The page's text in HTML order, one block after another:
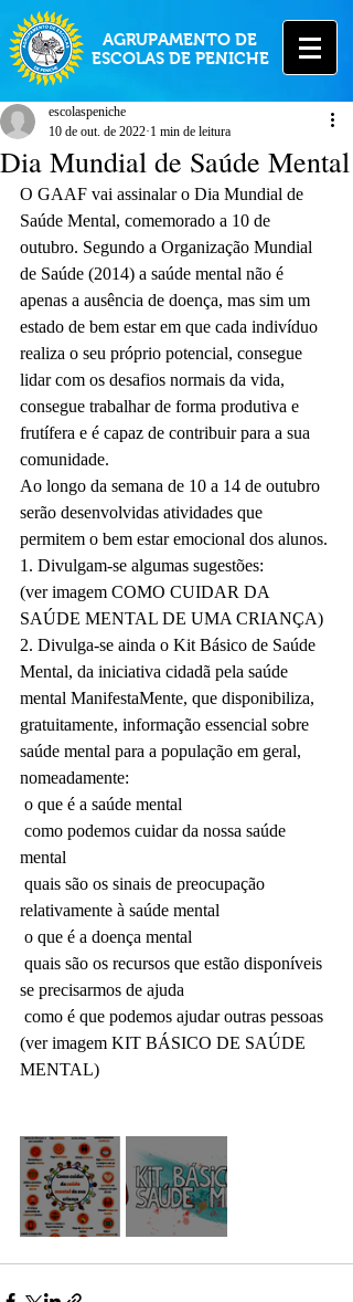
AGRUPAMENTO DE
ESCOLAS DE PENICHE
Dia Mundial de Saúde Mental
escolaspeniche
10 de out. de 2022 1 min de leitura
O GAAF vai assinalar o Dia Mundial de
Saúde Mental, comemorado a 10 de
outubro. Segundo a Organização Mundial
de Saúde (2014) a saúde mental não é
apenas a ausência de doença, mas sim um
estado de bem estar em que cada indivíduo
realiza o seu próprio potencial, consegue
lidar com os desafios normais da vida,
consegue trabalhar de forma produtiva e
frutífera e é capaz de contribuir para a sua
comunidade.
Ao longo da semana de 10 a 14 de outubro
serão desenvolvidas atividades que
permitem o bem estar emocional dos alunos.
1. Divulgam-se algumas sugestões:
(ver imagem COMO CUIDAR DA
SAÚDE MENTAL DE UMA CRIANÇA)
2. Divulga-se ainda o Kit Básico de Saúde
Mental, da iniciativa cidadã pela saúde
mental ManifestaMente, que disponibiliza,
gratuitamente, informação essencial sobre
saúde mental para a população em geral,
nomeadamente:
o que é a saúde mental
mental
relativamente à saúde mental
o que é a doença mental
se precisarmos de ajuda
como é que podemos ajudar outras pessoas
(ver imagem KIT BÁSICO DE SAÚDE
MENTAL)